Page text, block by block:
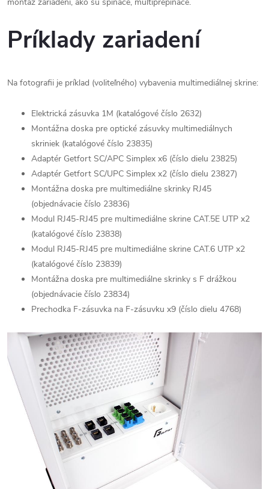
montáž zariadení, ako sú spínače, multiprepínače.
Príklady zariadení
Na fotografii je príklad (voliteľného) vybavenia multimediálnej skrine:
Elektrická zásuvka 1M (katalógové číslo 2632)
Montážna doska pre optické zásuvky multimediálnych
skriniek (katalógové číslo 23835)
Adaptér Getfort SC/APC Simplex x6 (číslo dielu 23825)
Adaptér Getfort SC/UPC Simplex x2 (číslo dielu 23827)
Montážna doska pre multimediálne skrinky RJ45
(objednávacie číslo 23836)
Modul RJ45-RJ45 pre multimediálne skrine CAT.5E UTP x2
(katalógové číslo 23838)
Modul RJ45-RJ45 pre multimediálne skrine CAT.6 UTP x2
(katalógové číslo 23839)
Montážna doska pre multimediálne skrinky s F drážkou
(objednávacie číslo 23834)
Prechodka F-zásuvka na F-zásuvku x9 (číslo dielu 4768)